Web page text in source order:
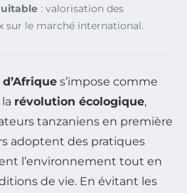
: valorisation des
sur le marché international.
s’impose comme
révolution écologique,
tanzaniens en première
adoptent des pratiques
l’environnement tout en
de vie. En évitant les